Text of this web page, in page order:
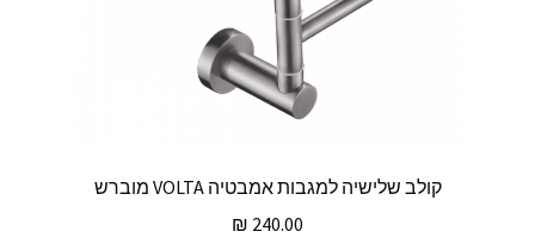
קולב שלישיה למגבות אמבטיה VOLTA מוברש
₪ 240.00